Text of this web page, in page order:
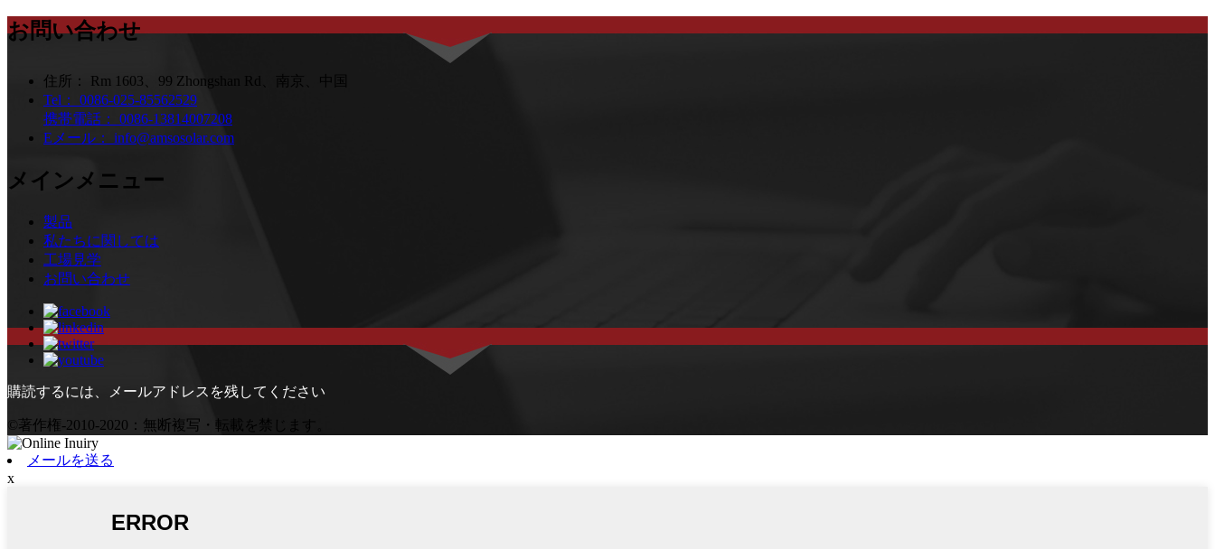
お問い合わせ
住所： Rm 1603、99 Zhongshan Rd、南京、中国
Tel： 0086-025-85562529
携帯電話： 0086-13814007208
Eメール： info@amsosolar.com
メインメニュー
製品
私たちに関しては
工場見学
お問い合わせ
購読するには、メールアドレスを残してください
©著作権-2010-2020：無断複写・転載を禁じます。
メールを送る
x